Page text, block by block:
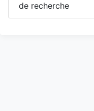
de recherche